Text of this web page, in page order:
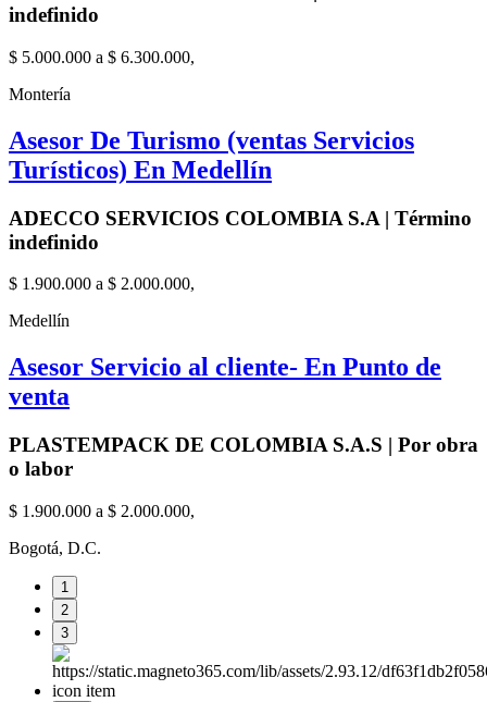
indefinido
$ 5.000.000 a $ 6.300.000,
Montería
Asesor De Turismo (ventas Servicios
Turísticos) En Medellín
ADECCO SERVICIOS COLOMBIA S.A | Término
indefinido
$ 1.900.000 a $ 2.000.000,
Medellín
Asesor Servicio al cliente- En Punto de
venta
PLASTEMPACK DE COLOMBIA S.A.S | Por obra
o labor
$ 1.900.000 a $ 2.000.000,
Bogotá, D.C.
1
2
3